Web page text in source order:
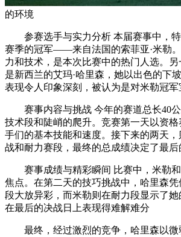
的环境
参赛选手与实力分析 本届赛事中，
赛季的冠军——来自法国的索菲亚·米勒
力和技术，是本次比赛中的热门人选。
是新西兰的艾玛·哈里森，她以出色的下
表现令人印象深刻，被认为是对米勒冠
赛事内容与挑战 今年的赛道总长40
技术段和陡峭的爬升。竞赛第一天以资
手们的基本技能和速度。接下来的两天
战和耐力赛段，最终的总成绩决定了最后
赛事成绩与精彩瞬间 比赛中，米勒
焦点。在第二天的技巧挑战中，哈里森
段大放异彩，而米勒则在耐力段显示了
在最后的决战日上表现得难解难分
最终，经过激烈的竞争，哈里森以微